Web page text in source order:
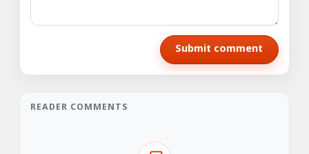
Submit comment
READER COMMENTS